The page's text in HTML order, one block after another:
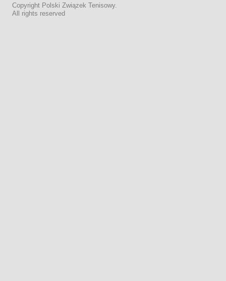
Copyright Polski Związek Tenisowy.
All rights reserved